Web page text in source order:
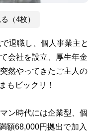
（4枚）
退職し、個人事業主と
会社を設立、厚生年金
然やってきたご主人の
もビックリ！
ン時代には企業型、個
額68,000円拠出で加入